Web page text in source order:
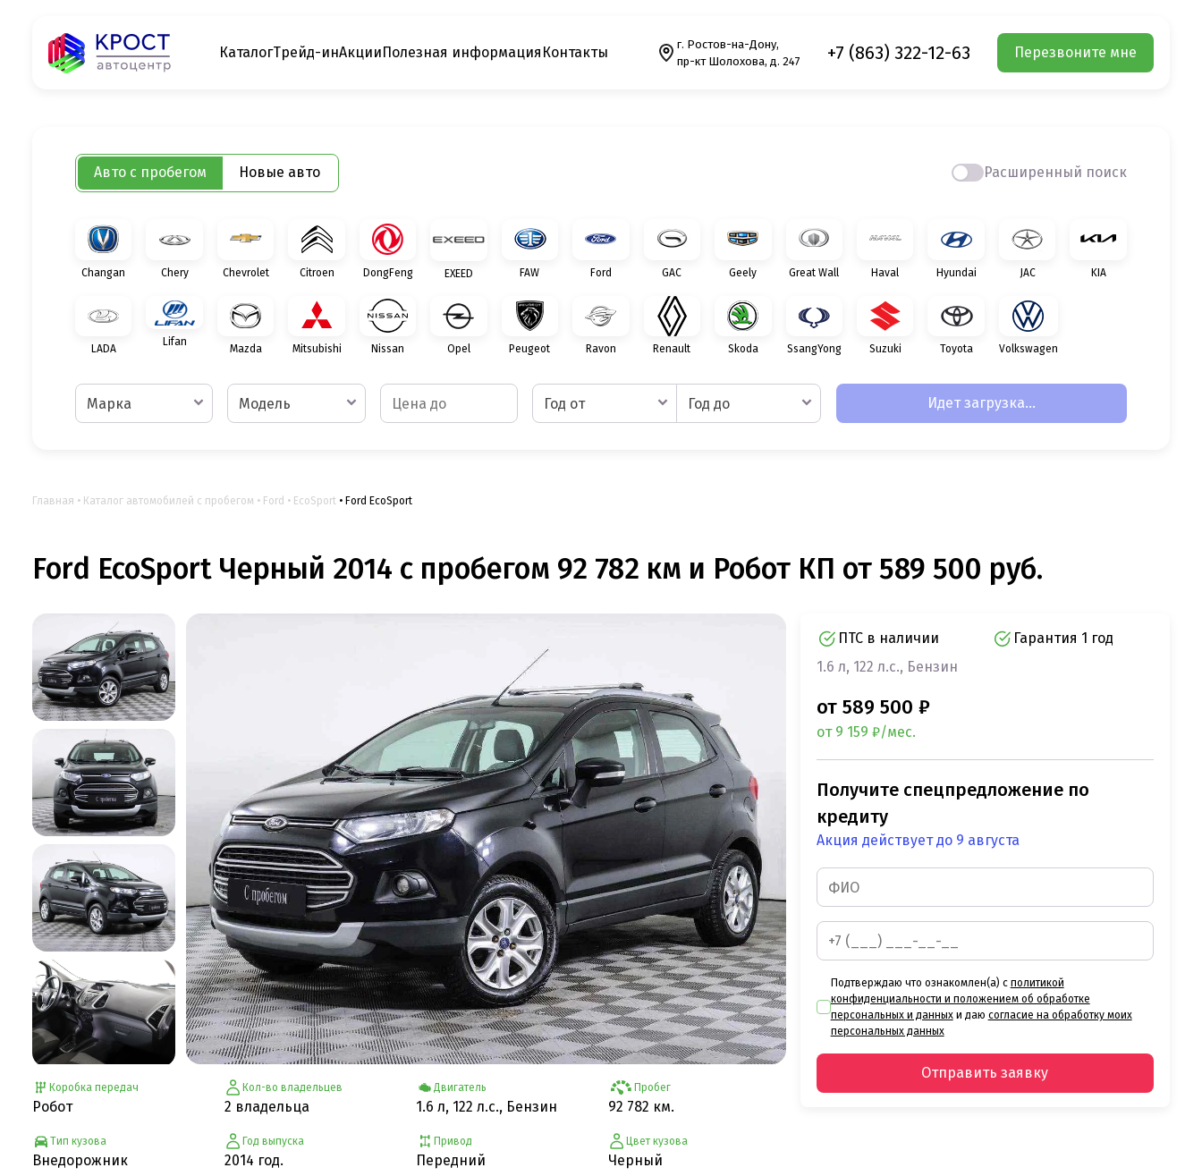
КаталогТрейд-инАкцииПолезная информация Контакты
г. Ростов-на-Дону,
пр-кт Шолохова, д. 247
+7 (863) 322-12-63 Перезвоните мне
Авто с пробегом Новые авто Расширенный поиск
Changan Chery Chevrolet Citroen DongFeng EXEED FAW Ford GAC Geely Great Wall Haval Hyundai JAC KIA
LADA
Lifan
Mazda Mitsubishi Nissan Opel Peugeot Ravon Renault Skoda SsangYong Suzuki Toyota Volkswagen
Марка Модель Год от Год до Идет загрузка...
Главная Каталог автомобилей с пробегом Ford EcoSport Ford EcoSport
Ford EcoSport Черный 2014 с пробегом 92 782 км и Робот КП от 589 500 руб.
Коробка передач
Робот
Тип кузова
Внедорожник
Кол-во владельцев
2 владельца
Год выпуска
2014 год.
Двигатель
1.6 л, 122 л.с., Бензин
Привод
Передний
Пробег
92 782 км.
Цвет кузова
Черный
ПТС в наличии
Гарантия 1 год
1.6 л, 122 л.с., Бензин
от 589 500 ₽
от 9 159 ₽/мес.
Получите спецпредложение по
кредиту
Акция действует до 9 августа
Подтверждаю что ознакомлен(а) с политикой
конфиденциальности и положением об обработке
персональных и данныхи даю согласие на обработку моих
персональных данных
Отправить заявку